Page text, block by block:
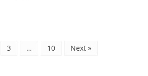
3 … 10 Next »